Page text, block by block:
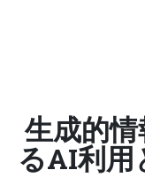
生成的
るAI利用